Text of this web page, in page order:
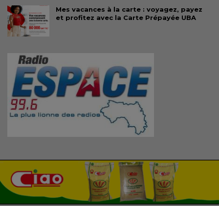
Mes vacances à la carte : voyagez, payez
et profitez avec la Carte Prépayée UBA